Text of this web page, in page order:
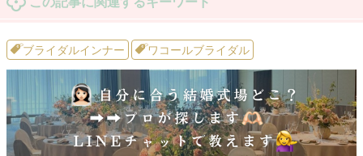
ブライダルインナー ワコールブライダル